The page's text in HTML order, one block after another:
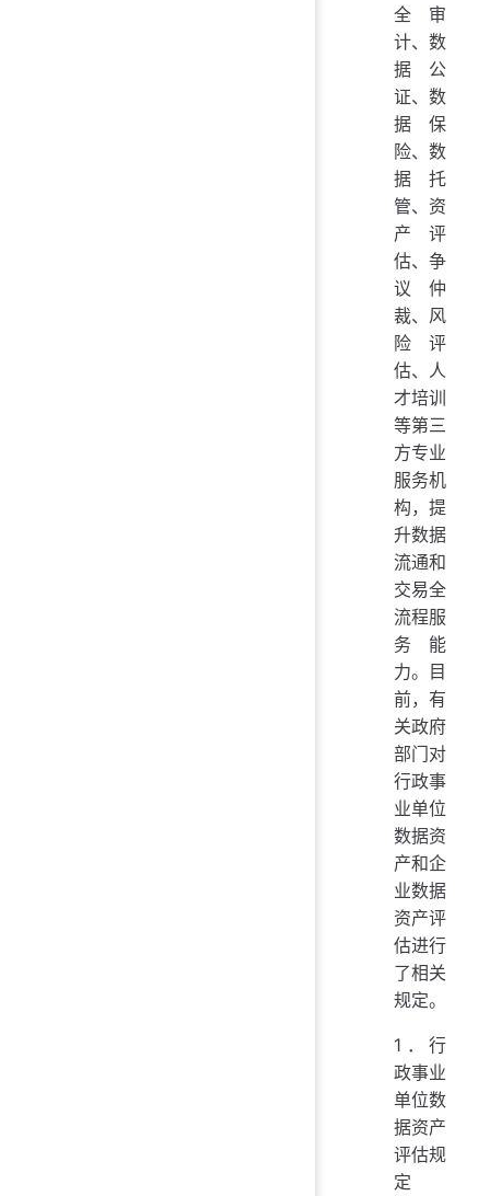
全审
计、数
据公
证、数
据保
险、数
据托
管、资
产评
估、争
议仲
裁、风
险评
估、人
才培训
等第三
方专业
服务机
构，提
升数据
流通和
交易全
流程服
务能
力。目
前，有
关政府
部门对
行政事
业单位
数据资
产和企
业数据
资产评
估进行
了相关
规定。
1．行
政事业
单位数
据资产
评估规
定